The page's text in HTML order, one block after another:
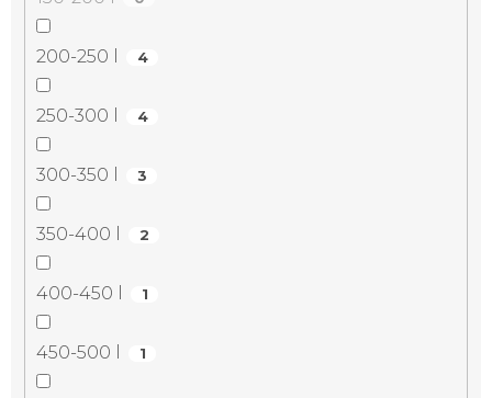
200-250 l 4
250-300 l 4
300-350 l 3
350-400 l 2
400-450 l 1
450-500 l 1